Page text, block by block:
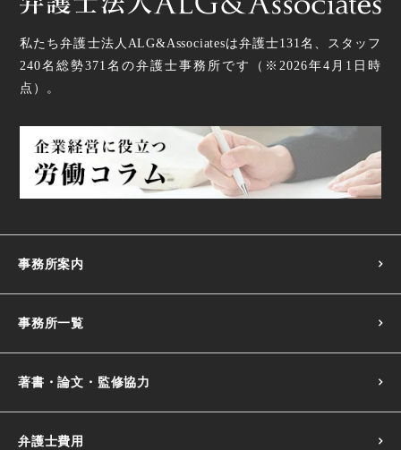
私たち弁護士法人ALG&Associatesは弁護士131名、スタッフ
240名総勢371 名の弁護士事務所です（ ※2026年4月1日時
点 ）。
事務所案内
事務所一覧
著書・論文・監修協力
弁護士費用